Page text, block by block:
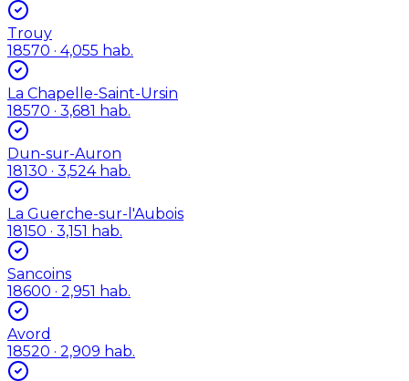
Trouy
18570 · 4,055 hab.
La Chapelle-Saint-Ursin
18570 · 3,681 hab.
Dun-sur-Auron
18130 · 3,524 hab.
La Guerche-sur-l'Aubois
18150 · 3,151 hab.
Sancoins
18600 · 2,951 hab.
Avord
18520 · 2,909 hab.